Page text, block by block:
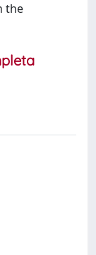
the